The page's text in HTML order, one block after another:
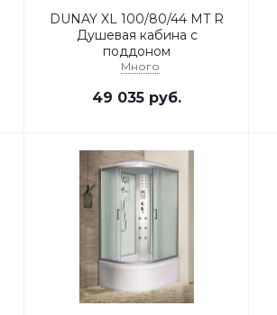
DUNAY XL 100/80/44 MT R
Душевая кабина с
поддоном
Много
49 035 руб.